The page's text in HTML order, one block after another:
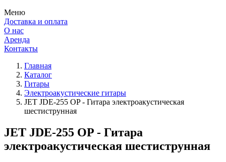
Меню
Доставка и оплата
О нас
Аренда
Контакты
Главная
Каталог
Гитары
Электроакустические гитары
JET JDE-255 OP - Гитара электроакустическая
шестиструнная
JET JDE-255 OP - Гитара
электроакустическая шестиструнная